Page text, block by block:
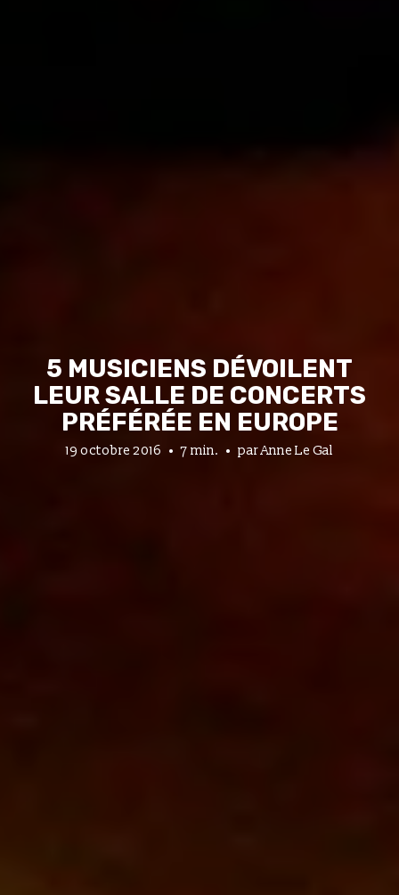
5 MUSICIENS DÉVOILENT
LEUR SALLE DE CONCERTS
PRÉFÉRÉE EN EUROPE
19 octobre 2016 7 min. parAnne Le Gal